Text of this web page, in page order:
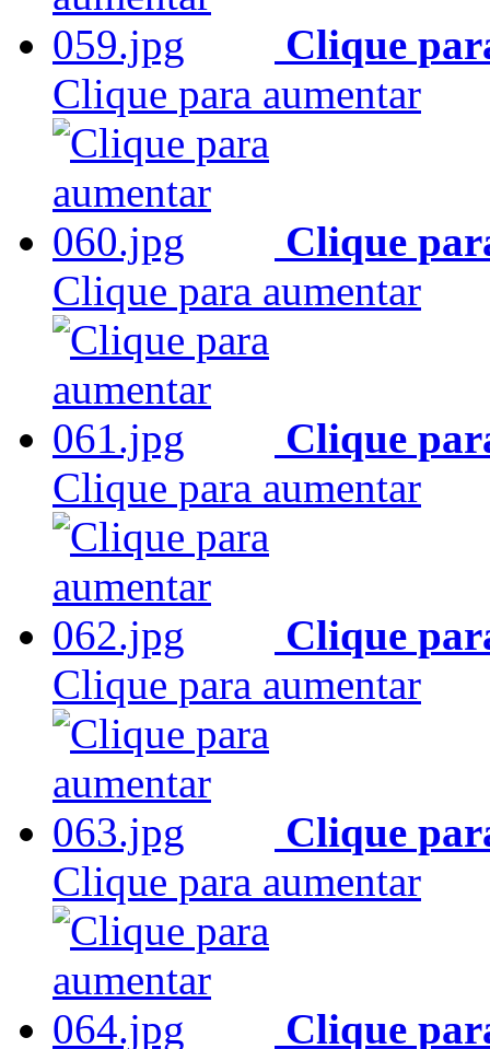
Clique
Clique para aumentar
Clique
Clique para aumentar
Clique
Clique para aumentar
Clique
Clique para aumentar
Clique
Clique para aumentar
Clique